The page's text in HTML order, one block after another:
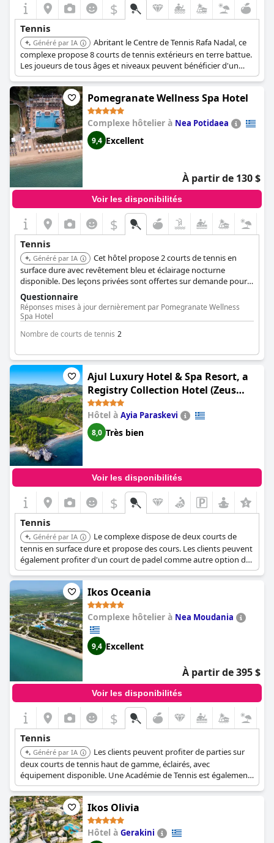
$
Tennis
Généré par IA
Abritant le Centre de Tennis Rafa Nadal, ce
complexe propose 8 courts de tennis extérieurs en terre battue.
Les joueurs de tous âges et niveaux peuvent bénéficier d'un
entraînement et participer à des programmes basés sur les
méthodes d'entraînement de Nadal. La location d'équipement
et l'éclairage sont disponibles.Pomegranate Wellness Spa Hotel
Complexe hôtelier à Nea Potidaea
9,4 Excellent
À partir de 130 $
Voir les disponibilités
$
Tennis
Généré par IA
Cet hôtel propose 2 courts de tennis en
surface dure avec revêtement bleu et éclairage nocturne
disponible. Des leçons privées sont offertes sur demande pour
tous les âges et niveaux. Un court de padel est également
disponible.
Questionnaire
Réponses mises à jour dernièrement par Pomegranate Wellness
Spa Hotel
Nombre de courts de tennis 2
Ajul Luxury Hotel & Spa Resort, a
Registry Collection Hotel (Zeus
Eleva Ajul)
Hôtel à Ayia Paraskevi
8,0 Très bien
Voir les disponibilités
$
Tennis
Généré par IA
Le complexe dispose de deux courts de
tennis en surface dure et propose des cours. Les clients peuvent
également profiter d'un court de padel comme autre option de
sport de raquette.
Ikos Oceania
Complexe hôtelier à Nea Moudania
9,4 Excellent
À partir de 395 $
Voir les disponibilités
$
Tennis
Généré par IA
Les clients peuvent profiter de parties sur
deux courts de tennis haut de gamme, éclairés, avec
équipement disponible. Une Académie de Tennis est également
disponible pour ceux qui recherchent un entraînement
professionnel (moyennant des frais supplémentaires).
Ikos Olivia
Hôtel à Gerakini